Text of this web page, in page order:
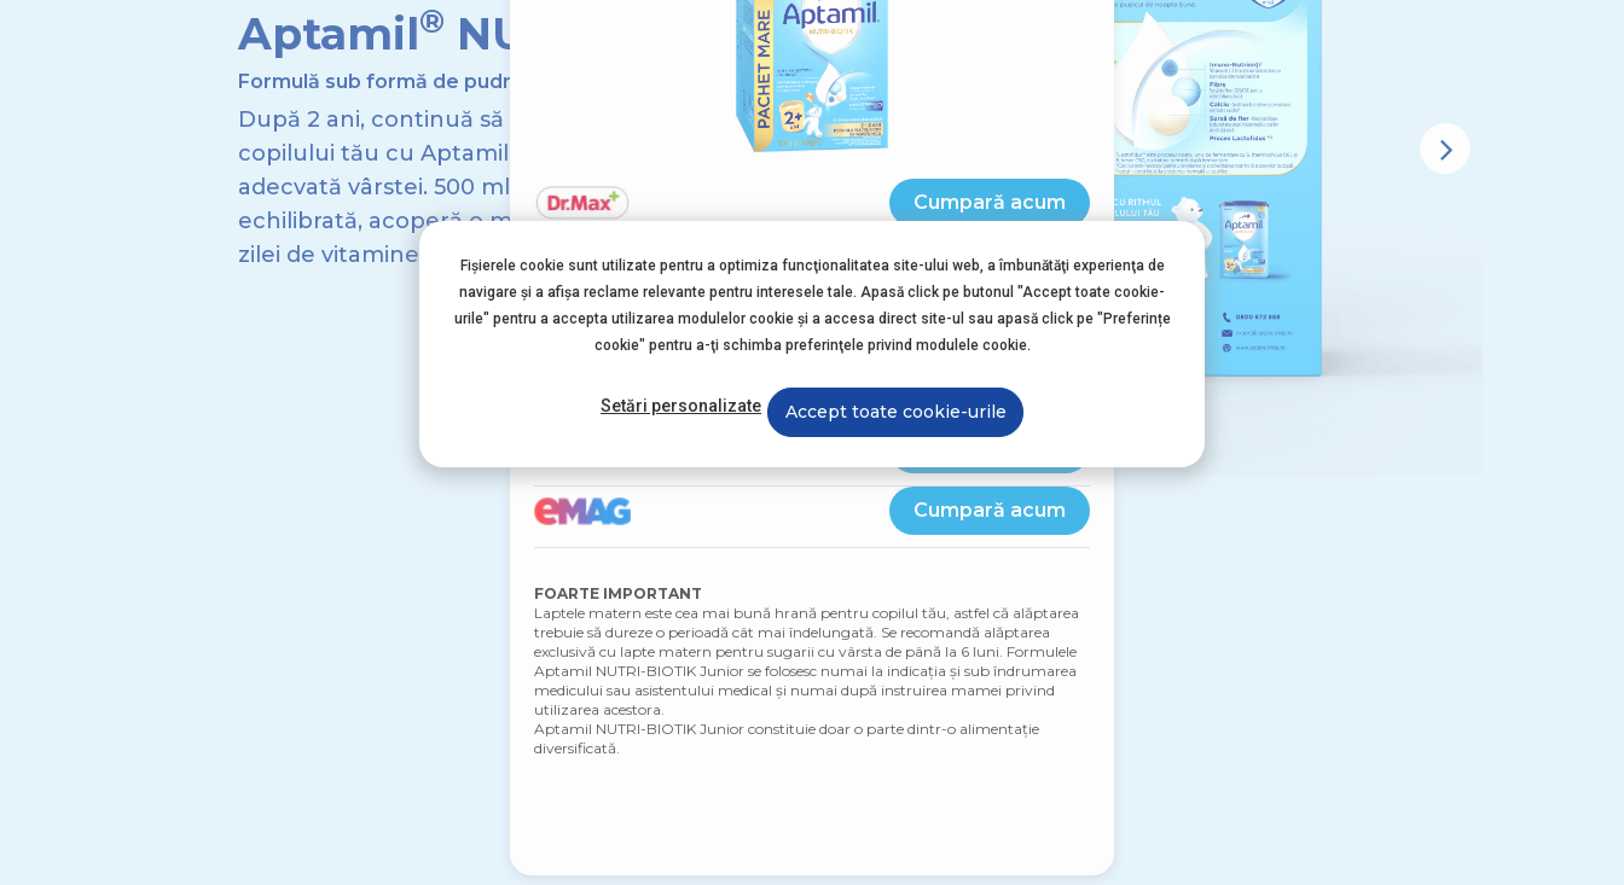
Cumpară acum
Cumpară acum
Cumpară acum
Cumpară acum
Cumpară acum
FOARTE IMPORTANT
Laptele matern este cea mai bună hrană pentru copilul tău, astfel că alăptarea
trebuie să dureze o perioadă cât mai îndelungată. Se recomandă alăptarea
exclusivă cu lapte matern pentru sugarii cu vârsta de până la 6 luni. Formulele
Aptamil NUTRI-BIOTIK Junior se folosesc numai la indicația și sub îndrumarea
medicului sau asistentului medical și numai după instruirea mamei privind
utilizarea acestora.
Aptamil NUTRI-BIOTIK Junior constituie doar o parte dintr-o alimentație
diversificată.
Aptamil® NUTRI-BIOTIK ™2+
Formulă sub formă de pudră, 1.200g, 2-3 ani
După 2 ani, continuă să susții sistemul imunitar al
copilului tău cu Aptamil Nutri-Biotik 2+, formulă
adecvată vârstei. 500 ml pe zi, alături de o dietă
echilibrată, acoperă o mare parte din necesarul
zilei de vitamine și minerale.Fișierele cookie sunt utilizate pentru a optimiza funcţionalitatea site-ului web, a îmbunătăţi experienţa de
navigare şi a afişa reclame relevante pentru interesele tale. Apasă click pe butonul "Accept toate cookie-
urile" pentru a accepta utilizarea modulelor cookie şi a accesa direct site-ul sau apasă click pe "Preferințe
cookie" pentru a-ţi schimba preferinţele privind modulele cookie.
Setări personalizate Accept toate cookie-urile